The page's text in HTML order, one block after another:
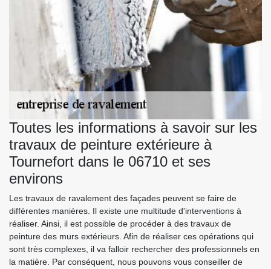
Toutes les informations à savoir sur les
travaux de peinture extérieure à
Tournefort dans le 06710 et ses
environs
Les travaux de ravalement des façades peuvent se faire de
différentes manières. Il existe une multitude d'interventions à
réaliser. Ainsi, il est possible de procéder à des travaux de
peinture des murs extérieurs. Afin de réaliser ces opérations qui
sont très complexes, il va falloir rechercher des professionnels en
la matière. Par conséquent, nous pouvons vous conseiller de